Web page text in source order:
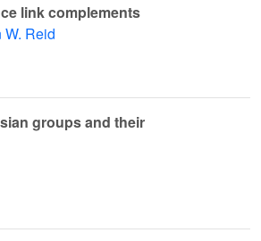
link complements
W. Reid
groups and their